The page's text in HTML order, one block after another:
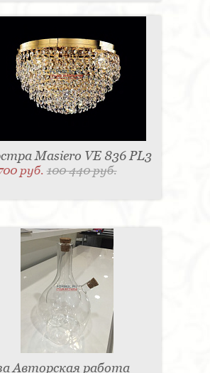
Masiero VE 836 PL3
руб.100 440 руб.
Авторская работа